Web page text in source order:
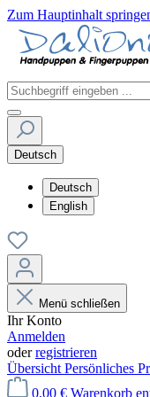
Zum Hauptinhalt
Deutsch
Deutsch
English
Menü schließen
Ihr Konto
Anmelden
oderregistrieren
Übersicht Persönliches
0,00 € Warenkorb